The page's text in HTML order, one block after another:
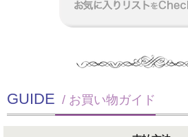
GUIDE / お買い物ガイド